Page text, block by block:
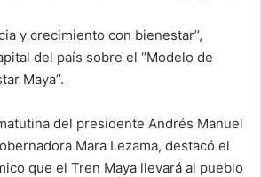
y crecimiento con bienestar’’,
del país sobre el ‘’Modelo de
Maya’’.
del presidente Andrés Manuel
Mara Lezama, destacó el
que el Tren Maya llevará al pueblo